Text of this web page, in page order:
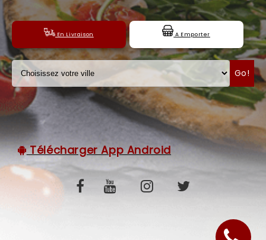
En Livraison A Emporter
Go!
Télécharger App Android